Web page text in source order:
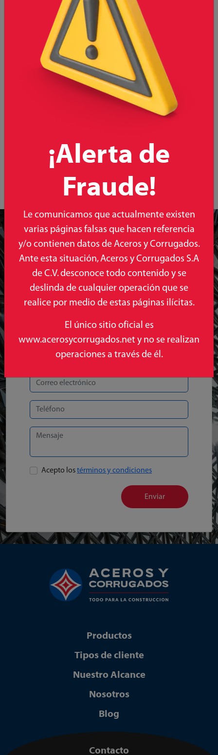
Agregar *Selecciona una presentación para
agregar
Almacenamiento Precauciones
Ponte en
contacto con
nosotros
Queremos saber tu
opinión
Acepto lostérminos y condiciones
Enviar
Productos
Tipos de cliente
Nuestro Alcance
Nosotros
Blog
Contacto
¡Alerta de
Fraude!
Le comunicamos que actualmente existen
varias páginas falsas que hacen referencia
y/o contienen datos de Aceros y Corrugados.
Ante esta situación, Aceros y Corrugados S.A
de C.V. desconoce todo contenido y se
deslinda de cualquier operación que se
realice por medio de estas páginas ilícitas.
El único sitio oficial es
www.acerosycorrugados.net y no se realizan
operaciones a través de él.